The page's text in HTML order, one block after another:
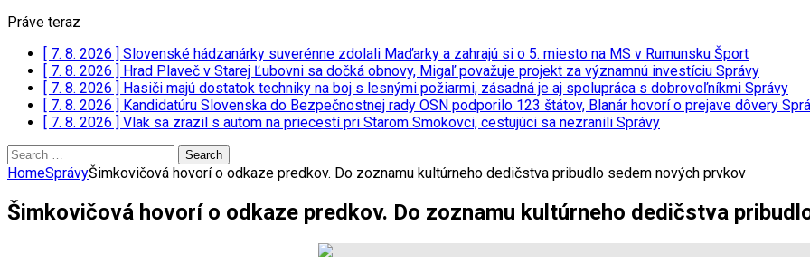
Práve teraz
[ 7. 8. 2026 ] Slovenské hádzanárky suverénne zdolali Maďarky a zahrajú si o 5. miesto na MS v Rumunsku Šport
[ 7. 8. 2026 ] Hrad Plaveč v Starej Ľubovni sa dočká obnovy, Migaľ považuje projekt za významnú investíciu Správy
[ 7. 8. 2026 ] Hasiči majú dostatok techniky na boj s lesnými požiarmi, zásadná je aj spolupráca s dobrovoľníkmi Správy
[ 7. 8. 2026 ] Kandidatúru Slovenska do Bezpečnostnej rady OSN podporilo 123 štátov, Blanár hovorí o prejave dôvery
[ 7. 8. 2026 ] Vlak sa zrazil s autom na priecestí pri Starom Smokovci, cestujúci sa nezranili Správy
Search
for:
HomeSprávyŠimkovičová hovorí o odkaze predkov. Do zoznamu kultúrneho dedičstva pribudlo sedem nových prvkov
Šimkovičová hovorí o odkaze predkov. Do zoznamu kultúrneho dedičstva